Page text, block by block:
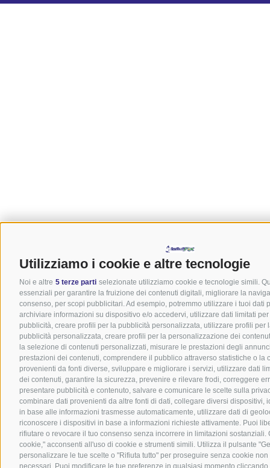
Utilizziamo i cookie e altre tecnologie
Noi e altre 5 terze parti selezionate utilizziamo cookie e tecnologie simili.
essenziali per garantire la fruizione dei contenuti digitali, migliorare la
consenso, per scopi pubblicitari. Ad esempio, potremmo utilizzare i tuoi dati
archiviare informazioni su dispositivo e/o accedervi, utilizzare dati limitati
pubblicità, creare profili per la pubblicità personalizzata, utilizzare profili per
pubblicità personalizzata, creare profili per la personalizzazione dei
la selezione di contenuti personalizzati, misurare le prestazioni degli
prestazioni dei contenuti, comprendere il pubblico attraverso statistiche o la
provenienti da fonti diverse, sviluppare e migliorare i servizi, utilizzare dati
dei contenuti, garantire la sicurezza, prevenire e rilevare frodi, correggere
presentare pubblicità e contenuto, salvare e comunicare le scelte sulla
combinare dati provenienti da altre fonti di dati, collegare diversi dispositivi,
in base alle informazioni trasmesse automaticamente, utilizzare dati di
riconoscere i dispositivi in base a informazioni richieste attivamente. Puoi
rifiutare o revocare il tuo consenso senza incorrere in limitazioni sostanziali.
cookie," acconsenti all'uso di cookie e strumenti simili. Utilizza il pulsante
personalizzare le tue scelte o "Rifiuta tutto" per proseguire senza cookie non
necessari. Puoi modificare le tue preferenze in qualsiasi momento